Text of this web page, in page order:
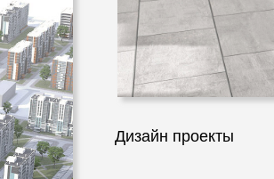
Дизайн проекты